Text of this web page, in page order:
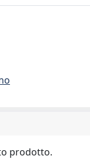
prodotto.